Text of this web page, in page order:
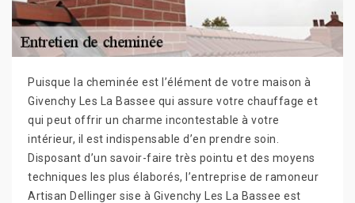
Puisque la cheminée est l’élément de votre maison à
Givenchy Les La Bassee qui assure votre chauffage et
qui peut offrir un charme incontestable à votre
intérieur, il est indispensable d’en prendre soin.
Disposant d’un savoir-faire très pointu et des moyens
techniques les plus élaborés, l’entreprise de ramoneur
Artisan Dellinger sise à Givenchy Les La Bassee est